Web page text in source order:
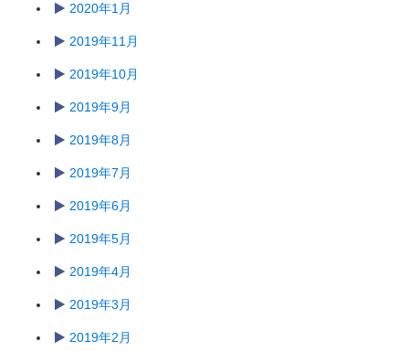
2020年1月
2019年11月
2019年10月
2019年9月
2019年8月
2019年7月
2019年6月
2019年5月
2019年4月
2019年3月
2019年2月